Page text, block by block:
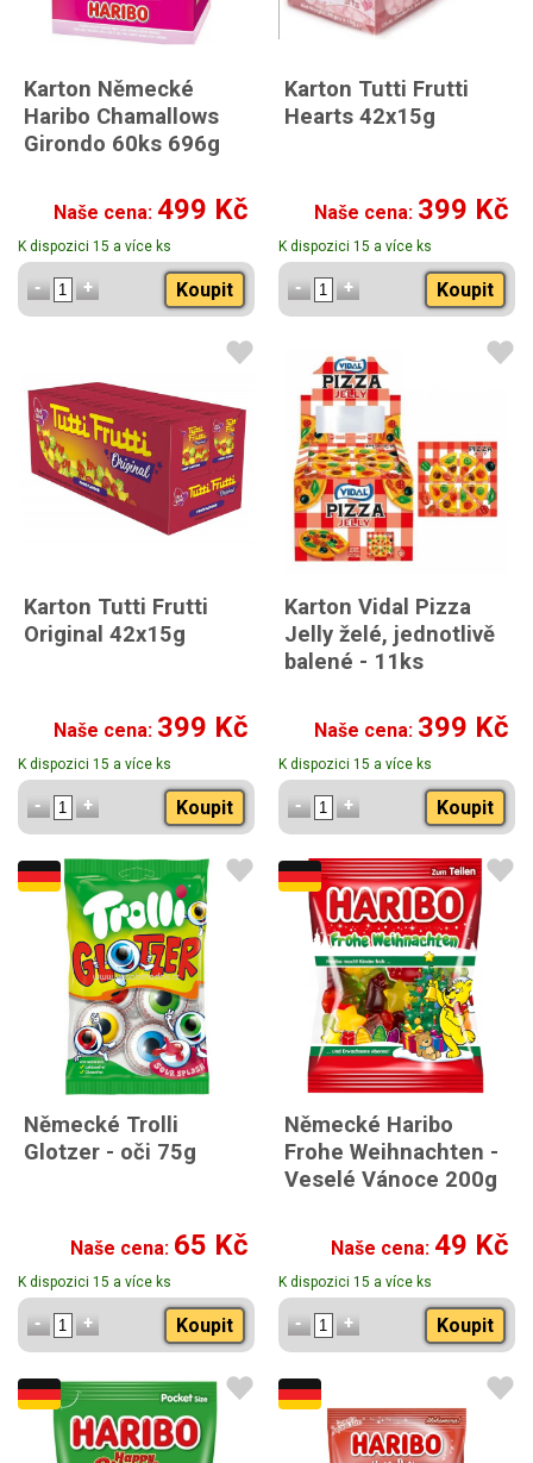
Karton Německé
Haribo Chamallows
Girondo 60ks 696g
Naše cena: 499 Kč
K dispozici 15 a více ks
Koupit
Karton Tutti Frutti
Hearts 42x15g
Naše cena: 399 Kč
K dispozici 15 a více ks
Koupit
Karton Tutti Frutti
Original 42x15g
Naše cena: 399 Kč
K dispozici 15 a více ks
Koupit
Karton Vidal Pizza
Jelly želé, jednotlivě
balené - 11ks
Naše cena: 399 Kč
K dispozici 15 a více ks
Koupit
Německé Trolli
Glotzer - oči 75g
Naše cena: 65 Kč
K dispozici 15 a více ks
Koupit
Německé Haribo
Frohe Weihnachten -
Veselé Vánoce 200g
Naše cena: 49 Kč
K dispozici 15 a více ks
Koupit